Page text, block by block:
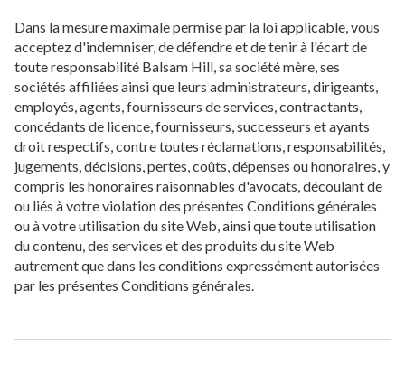
Dans la mesure maximale permise par la loi applicable, vous
acceptez d'indemniser, de défendre et de tenir à l'écart de
toute responsabilité Balsam Hill, sa société mère, ses
sociétés affiliées ainsi que leurs administrateurs, dirigeants,
employés, agents, fournisseurs de services, contractants,
concédants de licence, fournisseurs, successeurs et ayants
droit respectifs, contre toutes réclamations, responsabilités,
jugements, décisions, pertes, coûts, dépenses ou honoraires, y
compris les honoraires raisonnables d'avocats, découlant de
ou liés à votre violation des présentes Conditions générales
ou à votre utilisation du site Web, ainsi que toute utilisation
du contenu, des services et des produits du site Web
autrement que dans les conditions expressément autorisées
par les présentes Conditions générales.